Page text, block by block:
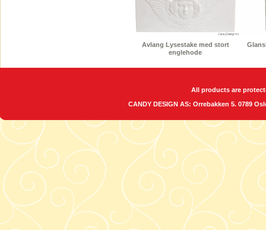
Avlang Lysestake med stort
englehode
All products are
CANDY DESIGN AS: Orrebakken 5. 0789